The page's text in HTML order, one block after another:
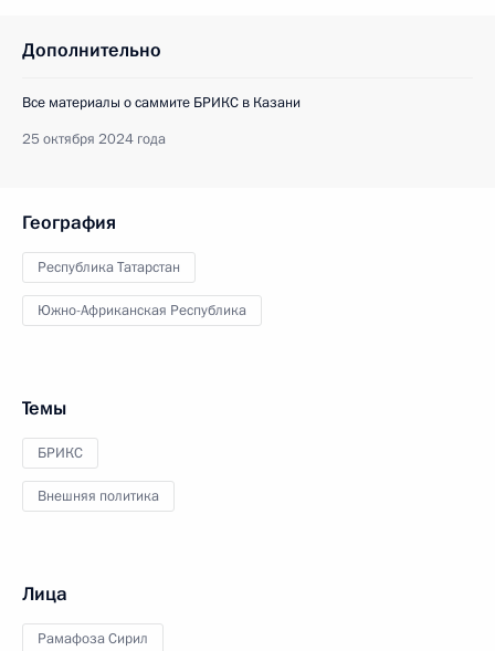
Дополнительно
Все материалы о саммите БРИКС в Казани
25 октября 2024 года
География
Республика Татарстан
Южно-Африканская Республика
Темы
БРИКС
Внешняя политика
Лица
Рамафоза Сирил